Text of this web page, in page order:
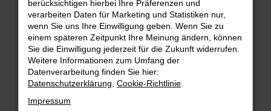
FEHLER: NETWORK ERROR
Beim Laden ist ein Fehler aufgetreten.
Hier sind ein paar Tipps, die dir helfen können:
Überprüfe deine Firewall und deine
Internetverbindung.
Laden andere Webseiten, zum Beispiel deine
Suchmaschine?
berücksichtigen hierbei Ihre Präferenzen und
verarbeiten Daten für Marketing und Statistiken nur,
wenn Sie uns Ihre Einwilligung geben. Wenn Sie zu
einem späteren Zeitpunkt Ihre Meinung ändern, können
Sie die Einwilligung jederzeit für die Zukunft widerrufen.
Weitere Informationen zum Umfang der
Datenverarbeitung finden Sie hier:
Datenschutzerklärung Cookie-Richtlinie
Impressum